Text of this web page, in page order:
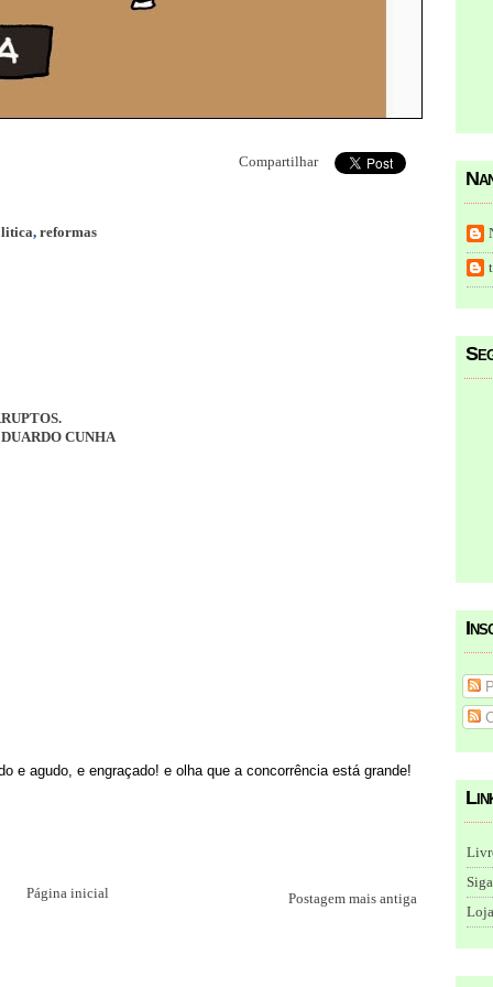
Compartilhar
, reformas
CUNHA
e agudo, e engraçado! e olha que a concorrência está grande!
Postagem mais antiga
Página inicial